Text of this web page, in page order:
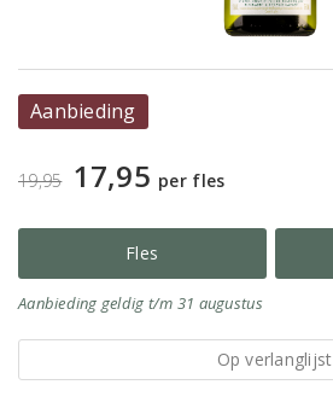
Aanbieding
19,95 17,95 per fles
Fles
Aanbieding geldig t/m 31 augustus
Op verlanglijst